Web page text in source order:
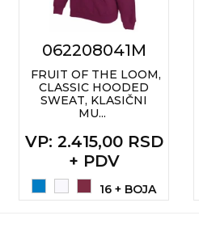
062208041M
FRUIT OF THE LOOM,
CLASSIC HOODED
SWEAT, KLASIČNI
MU...
VP: 2.415,00 RSD
+ PDV
16 + BOJA